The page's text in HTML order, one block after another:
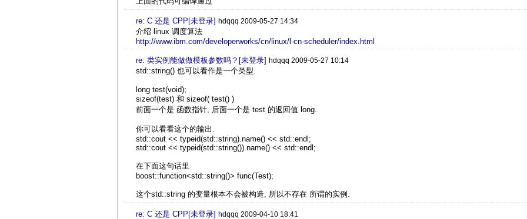
re: C 还是 CPP[未登录] hdqqq 2009-05-27 14:34
介绍 linux 调度算法
http://www.ibm.com/developerworks/cn/linux/l-cn-scheduler/index.html
re: 类实例能做做模板参数吗？[未登录] hdqqq 2009-05-27 10:14
std::string() 也可以看作是一个类型.
long test(void);
sizeof(test) 和 sizeof( test() )
前面一个是 函数指针, 后面一个是 test 的返回值 long.
你可以看看这个的输出.
std::cout << typeid(std::string).name() << std::endl;
std::cout << typeid(std::string()).name() << std::endl;
在下面这句话里
boost::function<std::string()> func(Test);
这个std::string 的变量根本不会被构造, 所以不存在 所谓的实例.
re: C 还是 CPP[未登录] hdqqq 2009-04-10 18:41